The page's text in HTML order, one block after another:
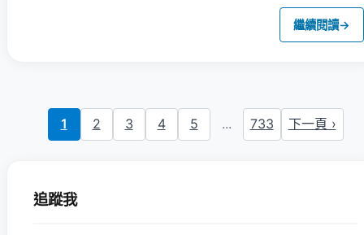
繼續閱讀→
1 2 3 4 5 ... 733 下一頁 ›
追蹤我